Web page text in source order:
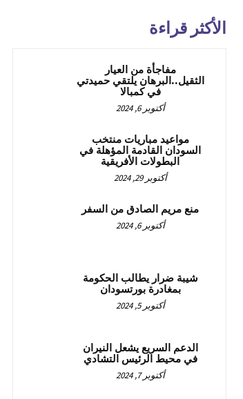
الأكثر قراءة
مفاجأة من العيار
الثقيل..البرهان يلتقي حميدتي
في كمبالا
أكتوبر 6, 2024
مواعيد مباريات منتخب
السودان القادمة المؤهلة في
البطولات الأفريقية
أكتوبر 29, 2024
منع مريم الصادق من السفر
أكتوبر 6, 2024
شيبة ضرار يطالب الحكومة
بمغادرة بورتسودان
أكتوبر 5, 2024
الدعم السريع يشعل النيران
في محيط الرئيس التشادي
أكتوبر 7, 2024